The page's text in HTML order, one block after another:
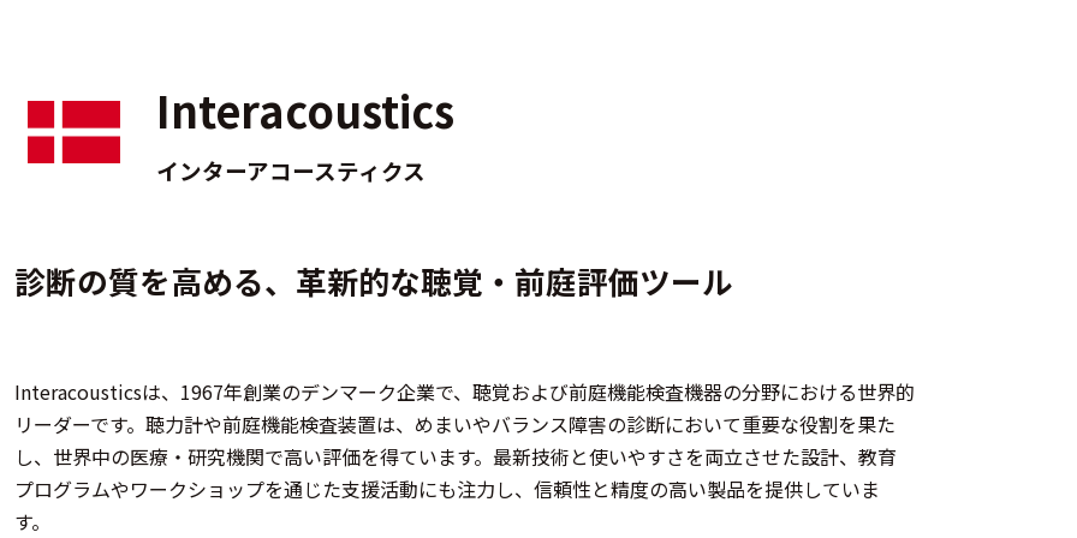
Interacoustics
インターアコースティクス
診断の質を高める、革新的な聴覚・前庭評価ツール
Interacousticsは、1967年創業のデンマーク企業で、聴覚および前庭機能検査機器の分野における世界的
リーダーです。聴力計や前庭機能検査装置は、めまいやバランス障害の診断において重要な役割を果た
し、世界中の医療・研究機関で高い評価を得ています。最新技術と使いやすさを両立させた設計、教育
プログラムやワークショップを通じた支援活動にも注力し、信頼性と精度の高い製品を提供していま
す。